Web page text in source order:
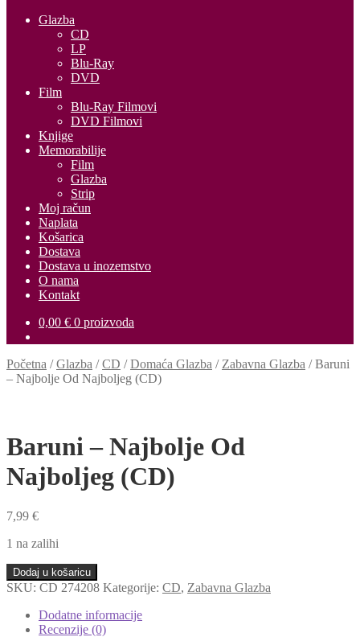
Glazba
CD
LP
Blu-Ray
DVD
Film
Blu-Ray Filmovi
DVD Filmovi
Knjige
Memorabilije
Film
Glazba
Strip
Moj račun
Naplata
Košarica
Dostava
Dostava u inozemstvo
O nama
Kontakt
0,00 € 0 proizvoda
Početna /Glazba /CD /Domaća Glazba / Zabavna Glazba /Baruni
– Najbolje Od Najboljeg (CD)
Baruni – Najbolje Od
Najboljeg (CD)
7,99 €
1 na zalihi
Baruni
-
Najboljeg
Dodaj u košaricu
SKU: CD 274208 Kategorije: CD, Zabavna Glazba
Dodatne informacije
Recenzije (0)